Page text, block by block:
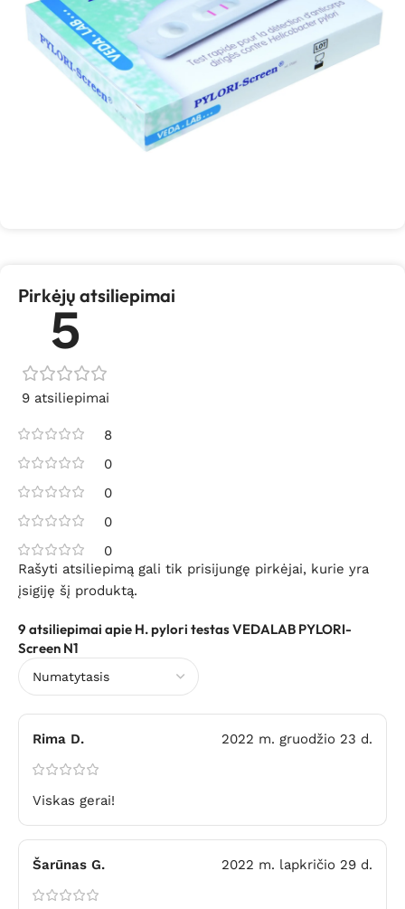
Pirkėjų atsiliepimai
5
9 atsiliepimai
8
0
0
0
0
9 atsiliepimai apie H. pylori testas VEDALAB PYLORI-
Screen N1
Rima D. 2022 m. gruodžio 23 d.
Viskas gerai!
Šarūnas G. 2022 m. lapkričio 29 d.
Rašyti atsiliepimą gali tik prisijungę pirkėjai, kurie yra
įsigiję šį produktą.